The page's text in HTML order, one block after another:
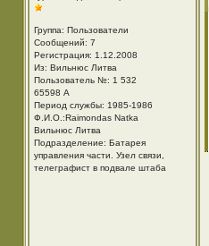
Группа: Пользователи
Сообщений: 7
Регистрация: 1.12.2008
Из: Вильнюс Литва
Пользователь №: 1 532
65598 A
Период службы: 1985-1986
Ф.И.О.:Raimondas Natka
Вильнюс Литва
Подразделение: Батарея
управления части. Узел связи,
телеграфист в подвале штаба